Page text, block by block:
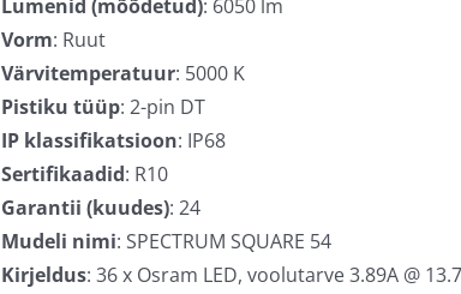
Lumenid (mõõdetud): 6050 lm
Vorm: Ruut
Värvitemperatuur: 5000 K
Pistiku tüüp: 2-pin DT
IP klassifikatsioon: IP68
Sertifikaadid: R10
Garantii (kuudes): 24
Mudeli nimi: SPECTRUM SQUARE 54
Kirjeldus: 36 x Osram LED, voolutarve 3.89A @